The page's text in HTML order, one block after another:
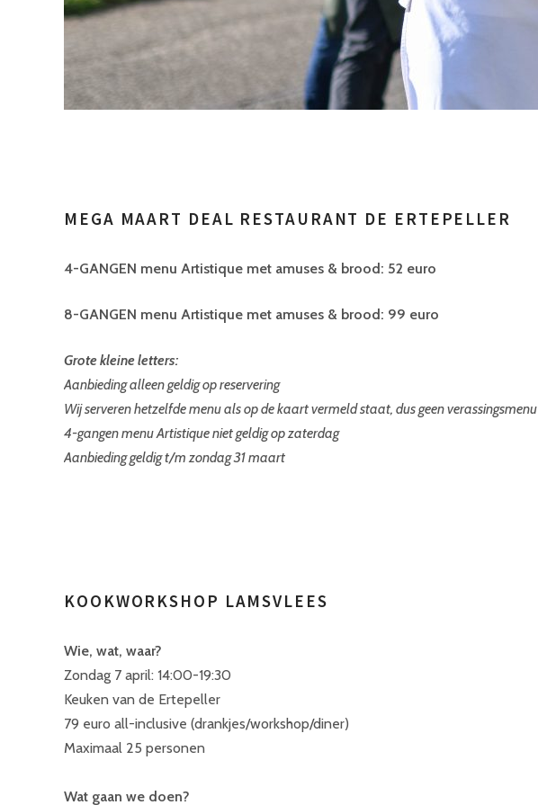
MEGA MAART DEAL RESTAURANT DE ERTEPELLER
4-GANGEN menu Artistique met amuses & brood: 52 euro
8-GANGEN menu Artistique met amuses & brood: 99 euro
Grote kleine letters:
Aanbieding alleen geldig op reservering
Wij serveren hetzelfde menu als op de kaart vermeld staat, dus geen verassingsmenu
4-gangen menu Artistique niet geldig op zaterdag
Aanbieding geldig t/m zondag 31 maart
KOOKWORKSHOP LAMSVLEES
Wie, wat, waar?
Zondag 7 april: 14:00-19:30
Keuken van de Ertepeller
79 euro all-inclusive (drankjes/workshop/diner)
Maximaal 25 personen
Wat gaan we doen?